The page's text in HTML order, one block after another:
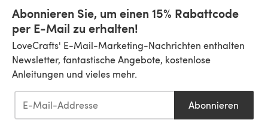
Abonnieren Sie, um einen 15% Rabattcode
per E-Mail zu erhalten!
LoveCrafts' E-Mail-Marketing-Nachrichten enthalten
Newsletter, fantastische Angebote, kostenlose
Anleitungen und vieles mehr.
Abonnieren